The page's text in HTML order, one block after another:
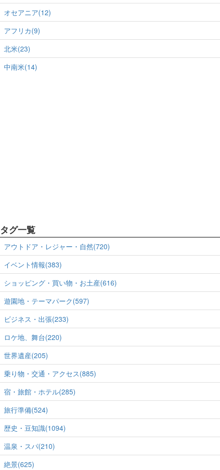
オセアニア(12)
アフリカ(9)
北米(23)
中南米(14)
タグ一覧
アウトドア・レジャー・自然(720)
イベント情報(383)
ショッピング・買い物・お土産(616)
遊園地・テーマパーク(597)
ビジネス・出張(233)
ロケ地、舞台(220)
世界遺産(205)
乗り物・交通・アクセス(885)
宿・旅館・ホテル(285)
旅行準備(524)
歴史・豆知識(1094)
温泉・スパ(210)
絶景(625)